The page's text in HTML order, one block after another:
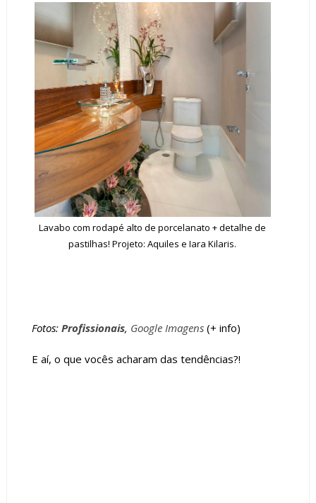
Lavabo com rodapé alto de porcelanato + detalhe de
pastilhas! Projeto: Aquiles e Iara Kilaris.
Fotos: Profissionais, Google Imagens (+ info)
E aí, o que vocês acharam das tendências?!